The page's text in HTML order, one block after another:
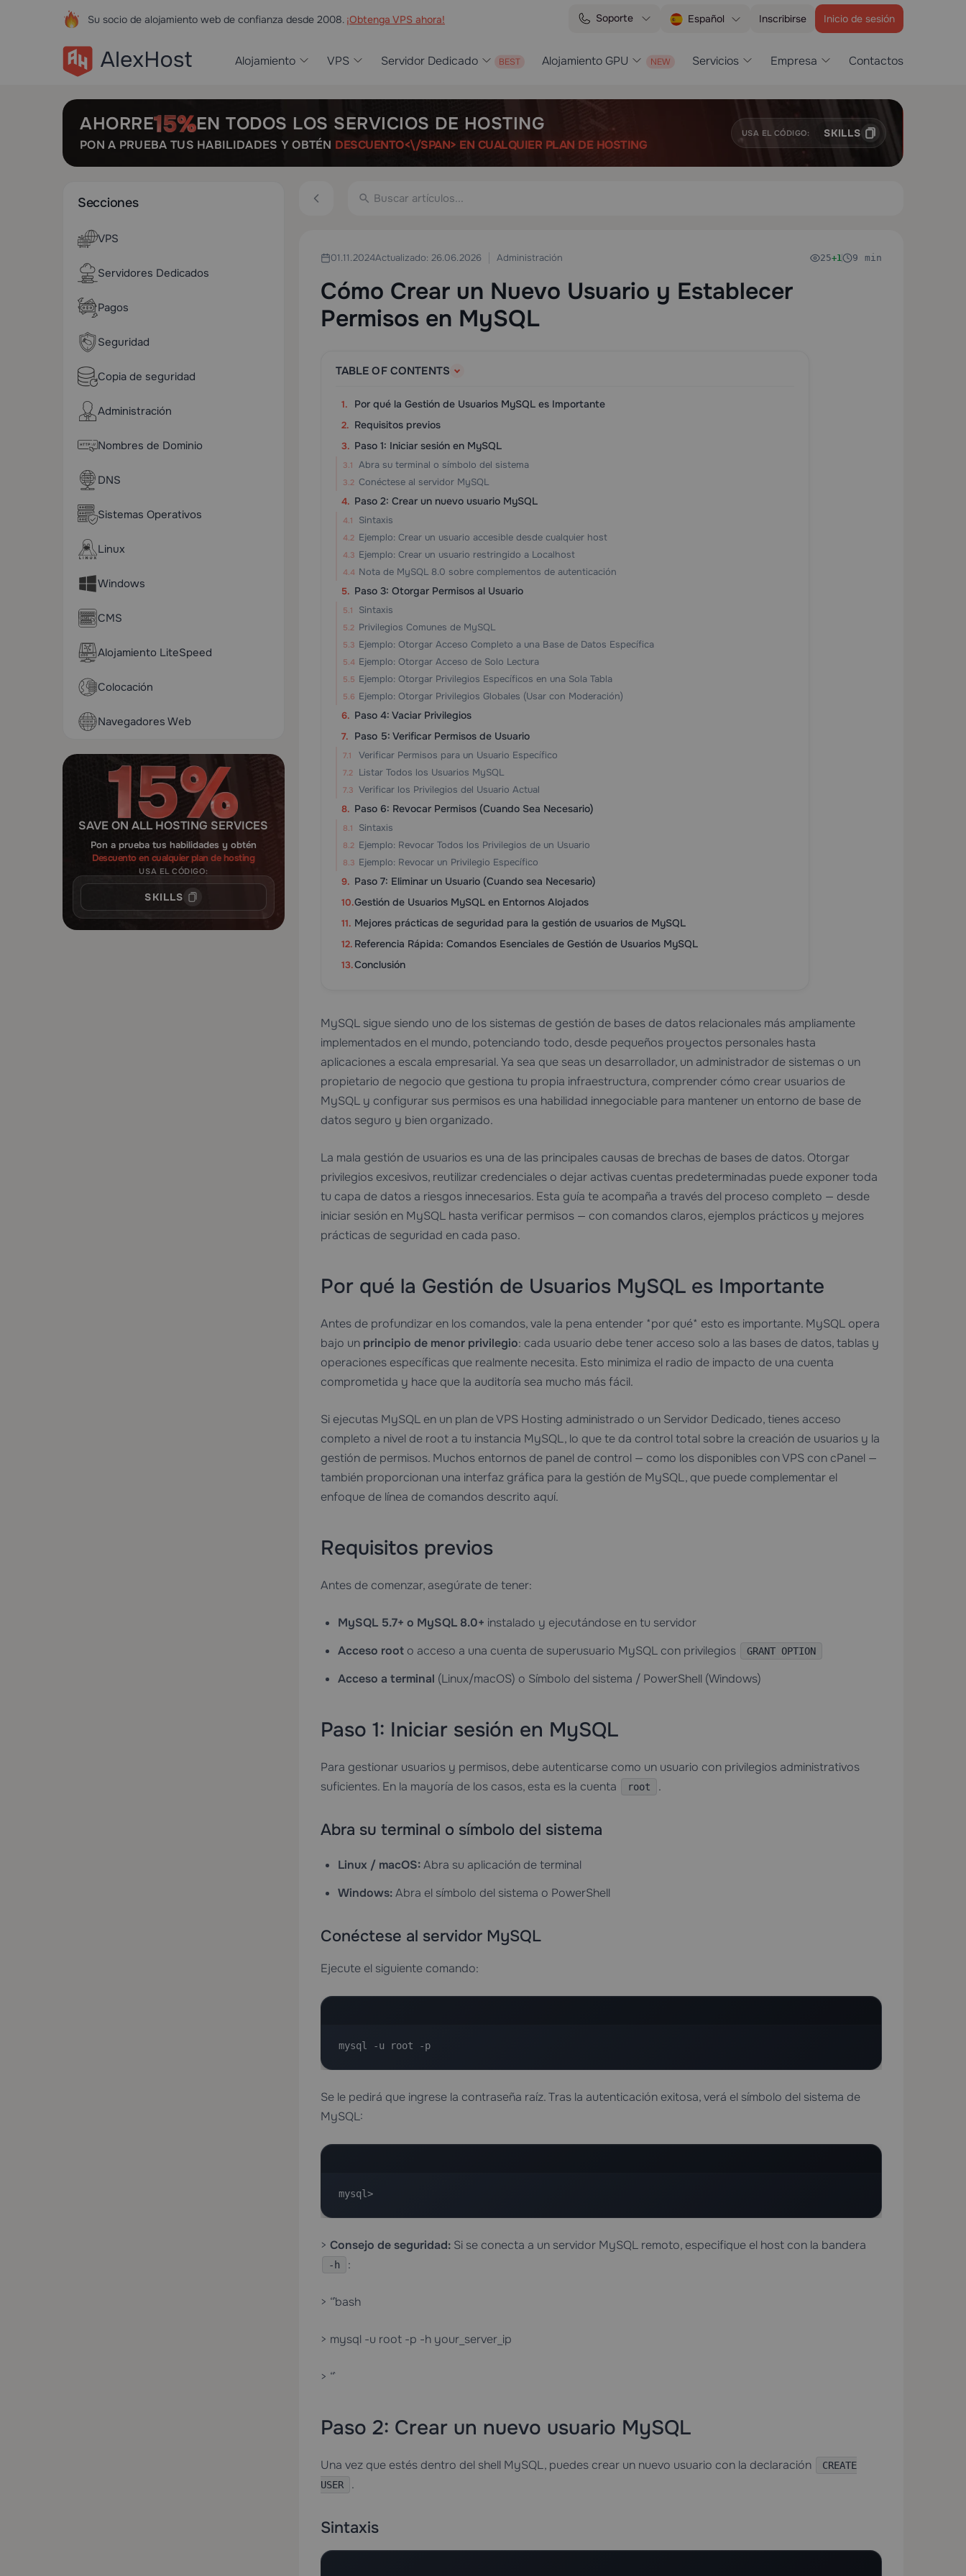
Su socio de alojamiento web de confianza desde 2008. ¡Obtenga VPS ahora! Soporte Español Inscribirse Inicio de sesión
Alojamiento VPS Servidor Dedicado Alojamiento GPU Servicios Empresa Contactos
AHORRE EN TODOS LOS SERVICIOS DE HOSTING
PON A PRUEBA TUS HABILIDADES Y OBTÉN DESCUENTO<\/SPAN> EN CUALQUIER PLAN DE HOSTING
USA EL CÓDIGO: SKILLS
Secciones
VPS
Servidores Dedicados
Pagos
Seguridad
Copia de seguridad
Administración
Nombres de Dominio
DNS
Sistemas Operativos
Linux
Windows
CMS
Alojamiento LiteSpeed
Colocación
Navegadores Web
SAVE ON ALL HOSTING SERVICES
Pon a prueba tus habilidades y obtén
Descuento en cualquier plan de hosting
USA EL CÓDIGO:
SKILLS
01.11.2024Actualizado: 26.06.2026 Administración 25+1 9 min
Cómo Crear un Nuevo Usuario y Establecer
Permisos en MySQL
TABLE OF CONTENTS
Por qué la Gestión de Usuarios MySQL es Importante
Requisitos previos
Paso 1: Iniciar sesión en MySQL
Abra su terminal o símbolo del sistema
Conéctese al servidor MySQL
Paso 2: Crear un nuevo usuario MySQL
Sintaxis
Ejemplo: Crear un usuario accesible desde cualquier host
Ejemplo: Crear un usuario restringido a Localhost
Nota de MySQL 8.0 sobre complementos de autenticación
Paso 3: Otorgar Permisos al Usuario
Sintaxis
Privilegios Comunes de MySQL
Ejemplo: Otorgar Acceso Completo a una Base de Datos Específica
Ejemplo: Otorgar Acceso de Solo Lectura
Ejemplo: Otorgar Privilegios Específicos en una Sola Tabla
Ejemplo: Otorgar Privilegios Globales (Usar con Moderación)
Paso 4: Vaciar Privilegios
Paso 5: Verificar Permisos de Usuario
Verificar Permisos para un Usuario Específico
Listar Todos los Usuarios MySQL
Verificar los Privilegios del Usuario Actual
Paso 6: Revocar Permisos (Cuando Sea Necesario)
Sintaxis
Ejemplo: Revocar Todos los Privilegios de un Usuario
Ejemplo: Revocar un Privilegio Específico
Paso 7: Eliminar un Usuario (Cuando sea Necesario)
Gestión de Usuarios MySQL en Entornos Alojados
Mejores prácticas de seguridad para la gestión de usuarios de MySQL
Referencia Rápida: Comandos Esenciales de Gestión de Usuarios MySQL
Conclusión
MySQL sigue siendo uno de los sistemas de gestión de bases de datos relacionales más ampliamente
implementados en el mundo, potenciando todo, desde pequeños proyectos personales hasta
aplicaciones a escala empresarial. Ya sea que seas un desarrollador, un administrador de sistemas o un
propietario de negocio que gestiona tu propia infraestructura, comprender cómo crear usuarios de
MySQL y configurar sus permisos es una habilidad innegociable para mantener un entorno de base de
datos seguro y bien organizado.
La mala gestión de usuarios es una de las principales causas de brechas de bases de datos. Otorgar
privilegios excesivos, reutilizar credenciales o dejar activas cuentas predeterminadas puede exponer toda
tu capa de datos a riesgos innecesarios. Esta guía te acompaña a través del proceso completo — desde
iniciar sesión en MySQL hasta verificar permisos — con comandos claros, ejemplos prácticos y mejores
prácticas de seguridad en cada paso.
Por qué la Gestión de Usuarios MySQL es Importante
Antes de profundizar en los comandos, vale la pena entender *por qué* esto es importante. MySQL opera
bajo un principio de menor privilegio: cada usuario debe tener acceso solo a las bases de datos, tablas y
operaciones específicas que realmente necesita. Esto minimiza el radio de impacto de una cuenta
comprometida y hace que la auditoría sea mucho más fácil.
Si ejecutas MySQL en un plan deVPS Hosting administrado o un Servidor Dedicado, tienes acceso
completo a nivel de root a tu instancia MySQL, lo que te da control total sobre la creación de usuarios y la
gestión de permisos. Muchos entornos de panel de control — como los disponibles conVPS con cPanel —
también proporcionan una interfaz gráfica para la gestión de MySQL, que puede complementar el
enfoque de línea de comandos descrito aquí.
Requisitos previos
Antes de comenzar, asegúrate de tener:
MySQL 5.7+ o MySQL 8.0+ instalado y ejecutándose en tu servidor
Acceso rooto acceso a una cuenta de superusuario MySQL con privilegios GRANT OPTION
Acceso a terminal (Linux/macOS) o Símbolo del sistema / PowerShell (Windows)
Paso 1: Iniciar sesión en MySQL
Para gestionar usuarios y permisos, debe autenticarse como un usuario con privilegios administrativos
suficientes. En la mayoría de los casos, esta es la cuenta
root .
Abra su terminal o símbolo del sistema
Linux / macOS:Abra su aplicación de terminal
Windows:Abra el símbolo del sistema o PowerShell
Conéctese al servidor MySQL
Ejecute el siguiente comando:
mysql -u root -p
Se le pedirá que ingrese la contraseña raíz. Tras la autenticación exitosa, verá el símbolo del sistema de
MySQL:
mysql>
> Consejo de seguridad:Si se conecta a un servidor MySQL remoto, especifique el host con la bandera
-h :
> “`bash
> mysql -u root -p -h your_server_ip
> “`
Paso 2: Crear un nuevo usuario MySQL
Una vez que estés dentro del shell MySQL, puedes crear un nuevo usuario con la declaración
CREATE
USER
.
Sintaxis